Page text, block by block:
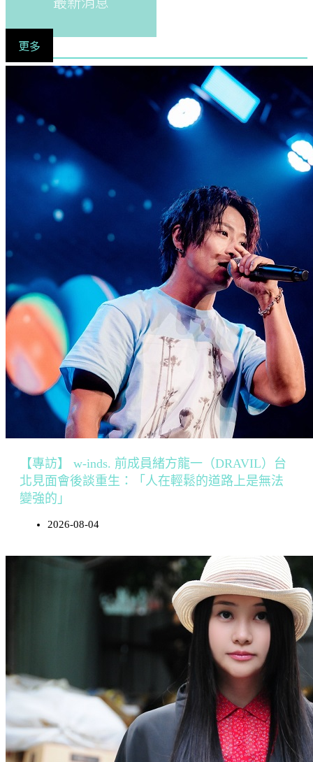
更多
【專訪】 w-inds. 前成員緒方龍一（DRAVIL）台
北見面會後談重生：「人在輕鬆的道路上是無法
變強的」
2026-08-04